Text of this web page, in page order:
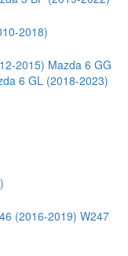
2018)
2015) Mazda 6 GG
6 GL (2018-2023)
(2016-2019) W247